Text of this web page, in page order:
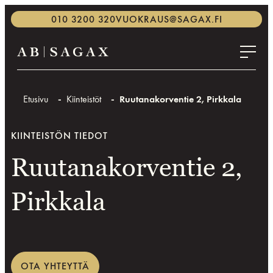
Siirry
sisältöön
010 3200 320VUOKRAUS@SAGAX.FI
Sagax Finland
toimitilat
AB
Etusivu Kiinteistöt Ruutanakorventie 2, Pirkkala
KIINTEISTÖN TIEDOT
Ruutanakorventie 2,
Pirkkala
OTA YHTEYTTÄ